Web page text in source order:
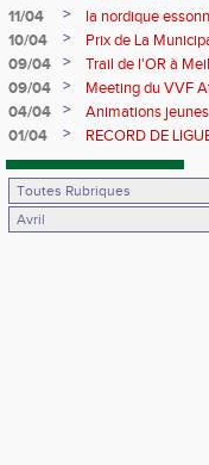
11/04
>
la nordique
10/04
>
Prix de La
18+photos
09/04 >
Trail de l'OR à
09/04
>
Meeting du VVF
04/04
>
Animations
01/04
> RECORD DE